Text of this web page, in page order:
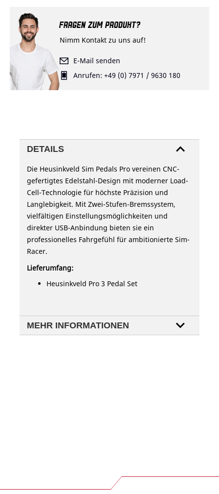
FRAGEN ZUM PRODUKT?
Nimm Kontakt zu uns auf!
E-Mail senden
Anrufen: +49 (0) 7971 / 9630 180
DETAILS
Die Heusinkveld Sim Pedals Pro vereinen CNC-
gefertigtes Edelstahl-Design mit moderner Load-
Cell-Technologie für höchste Präzision und
Langlebigkeit. Mit Zwei-Stufen-Bremssystem,
vielfältigen Einstellungsmöglichkeiten und
direkter USB-Anbindung bieten sie ein
professionelles Fahrgefühl für ambitionierte Sim-
Racer.
Lieferumfang:
Heusinkveld Pro 3 Pedal Set
MEHR INFORMATIONEN